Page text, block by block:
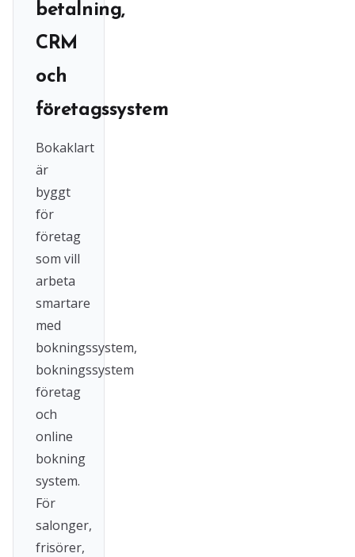
betalning,
CRM
och
företagssystem
Bokaklart
är
byggt
för
företag
som vill
arbeta
smartare
med
bokningssystem,
bokningssystem
företag
och
online
bokning
system.
För
salonger,
frisörer,